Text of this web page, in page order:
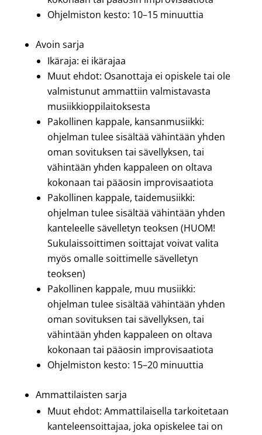
Ohjelmiston kesto: 10–15minuuttia
Avoin sarja
Ikäraja: ei ikärajaa
Muut ehdot: Osanottaja ei opiskele tai ole
valmistunut ammattiin valmistavasta
musiikkioppilaitoksesta
Pakollinen kappale, kansanmusiikki:
ohjelman tulee sisältää vähintään yhden
oman sovituksen tai sävellyksen, tai
vähintään yhden kappaleen on oltava
kokonaan tai pääosin improvisaatiota
Pakollinen kappale, taidemusiikki:
ohjelman tulee sisältää vähintään yhden
kanteleelle sävelletyn teoksen (HUOM!
Sukulaissoittimen soittajat voivat valita
myös omalle soittimelle sävelletyn
teoksen)
Pakollinen kappale, muu musiikki:
ohjelman tulee sisältää vähintään yhden
oman sovituksen tai sävellyksen, tai
vähintään yhden kappaleen on oltava
kokonaan tai pääosin improvisaatiota
Ohjelmiston kesto: 15–20minuuttia
Ammattilaisten sarja
Muut ehdot: Ammattilaisella tarkoitetaan
kanteleensoittajaa, joka opiskelee tai on